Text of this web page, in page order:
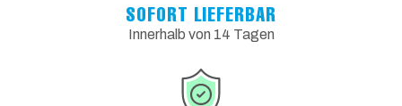
SOFORT LIEFERBAR
Innerhalb von 14 Tagen